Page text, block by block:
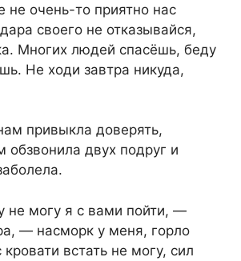
не очень-то приятно нас
своего не отказывайся,
Многих людей спасёшь, беду
Не ходи завтра никуда,
привыкла доверять,
обзвонила двух подруг и
не могу я с вами пойти, —
— насморк у меня, горло
встать не могу, сил